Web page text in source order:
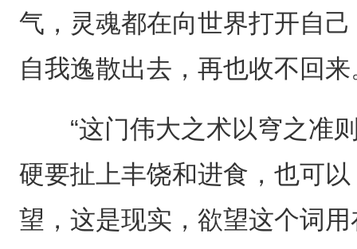
气，灵魂都在向世界打开自
自我逸散出去，再也收不回来
“这门伟大之术以穹之准则
硬要扯上丰饶和进食，也可
望，这是现实，欲望这个词